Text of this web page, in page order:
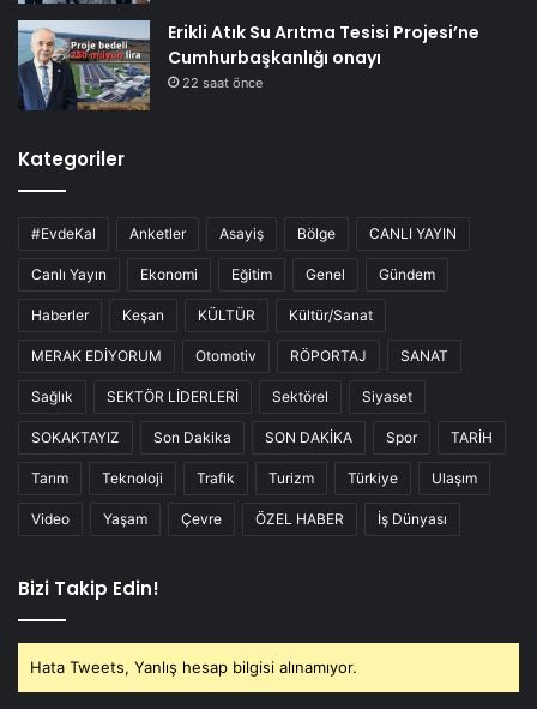
Erikli Atık Su Arıtma Tesisi Projesi’ne
Cumhurbaşkanlığı onayı
22 saat önce
Kategoriler
#EvdeKal Anketler Asayiş Bölge CANLI YAYIN
Canlı Yayın Ekonomi Eğitim Genel Gündem
Haberler Keşan KÜLTÜR Kültür/Sanat
MERAK EDİYORUM Otomotiv RÖPORTAJ SANAT
Sağlık SEKTÖR LİDERLERİ Sektörel Siyaset
SOKAKTAYIZ Son Dakika SON DAKİKA Spor TARİH
Tarım Teknoloji Trafik Turizm Türkiye Ulaşım
Video Yaşam Çevre ÖZEL HABER İş Dünyası
Bizi Takip Edin!
Hata Tweets, Yanlış hesap bilgisi alınamıyor.